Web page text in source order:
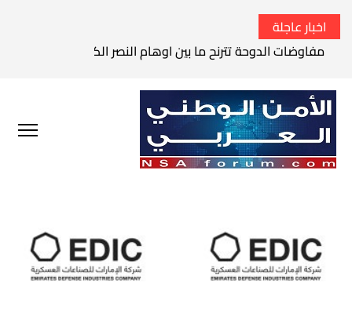
اخبار عاجلة
الحرس الثوري الإيراني يتوعد بقصف السفن الأمريكية في الخليج